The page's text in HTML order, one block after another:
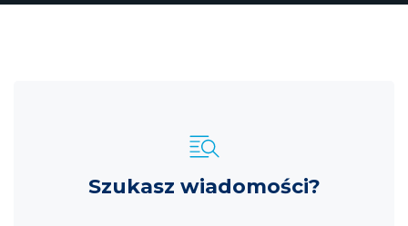
Szukasz wiadomości?